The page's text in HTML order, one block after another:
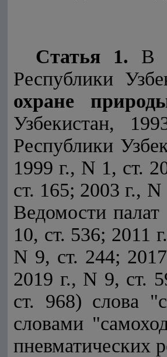
Статья 1.
Республики
охране
Узбекистан,
Республики
1999 г., N 1, ст.
ст. 165; 2003 г.,
Ведомости
10, ст. 536; 2011
N 9, ст. 244;
2019 г., N 9, ст.
ст. 968) слова
словами
пневматических